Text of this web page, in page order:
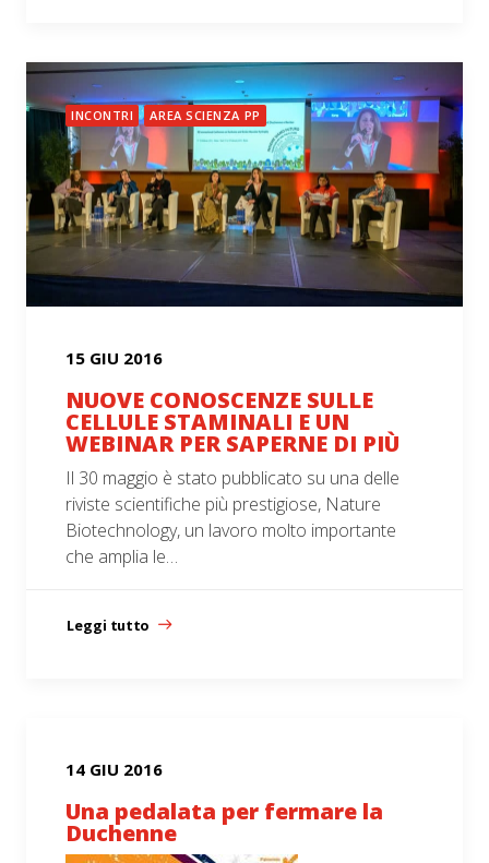
INCONTRI AREA SCIENZA PP
15 GIU 2016
NUOVE CONOSCENZE SULLE
CELLULE STAMINALI E UN
WEBINAR PER SAPERNE DI PIÙ
Il 30 maggio è stato pubblicato su una delle
riviste scientifiche più prestigiose, Nature
Biotechnology, un lavoro molto importante
che amplia le…
Leggi tutto
14 GIU 2016
Una pedalata per fermare la
Duchenne